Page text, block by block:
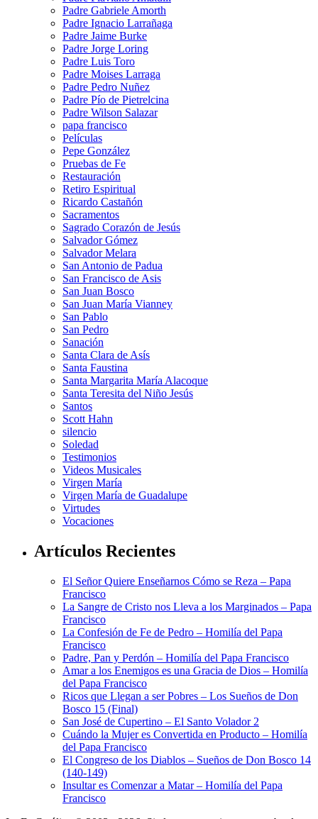
Padre Gabriele Amorth
Padre Ignacio Larrañaga
Padre Jaime Burke
Padre Jorge Loring
Padre Luis Toro
Padre Moises Larraga
Padre Pedro Nuñez
Padre Pío de Pietrelcina
Padre Wilson Salazar
papa francisco
Películas
Pepe González
Pruebas de Fe
Restauración
Retiro Espiritual
Ricardo Castañón
Sacramentos
Sagrado Corazón de Jesús
Salvador Gómez
Salvador Melara
San Antonio de Padua
San Francisco de Asis
San Juan Bosco
San Juan María Vianney
San Pablo
San Pedro
Sanación
Santa Clara de Asís
Santa Faustina
Santa Margarita María Alacoque
Santa Teresita del Niño Jesús
Santos
Scott Hahn
silencio
Soledad
Testimonios
Videos Musicales
Virgen María
Virgen María de Guadalupe
Virtudes
Vocaciones
Artículos Recientes
El Señor Quiere Enseñarnos Cómo se Reza – Papa
Francisco
La Sangre de Cristo nos Lleva a los Marginados – Papa
Francisco
La Confesión de Fe de Pedro – Homilía del Papa
Francisco
Padre, Pan y Perdón – Homilía del Papa Francisco
Amar a los Enemigos es una Gracia de Dios – Homilía
del Papa Francisco
Ricos que Llegan a ser Pobres – Los Sueños de Don
Bosco 15 (Final)
San José de Cupertino – El Santo Volador 2
Cuándo la Mujer es Convertida en Producto – Homilía
del Papa Francisco
El Congreso de los Diablos – Sueños de Don Bosco 14
(140-149)
Insultar es Comenzar a Matar – Homilía del Papa
Francisco